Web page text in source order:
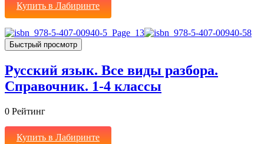
Купить в Лабиринте
Быстрый просмотр
Русский язык. Все виды разбора.
Справочник. 1-4 классы
0 Рейтинг
Купить в Лабиринте